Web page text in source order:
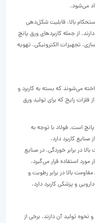
می‌شود.
بالا، قابلیت شکل‌دهی
از جمله کاربردهای ورق پانچ
تجهیزات الکترونیکی، تهویه
می‌شوند که بسته به کاربرد و
رایج که برای تولید ورق
است. فولاد با توجه به
کاربرد دارد.
در برابر خوردگی، در صنایع
استفاده قرار می‌گیرد.
بالا در برابر رطوبت و
و پزشکی کاربرد دارد.
تولید آن دارند. برخی از